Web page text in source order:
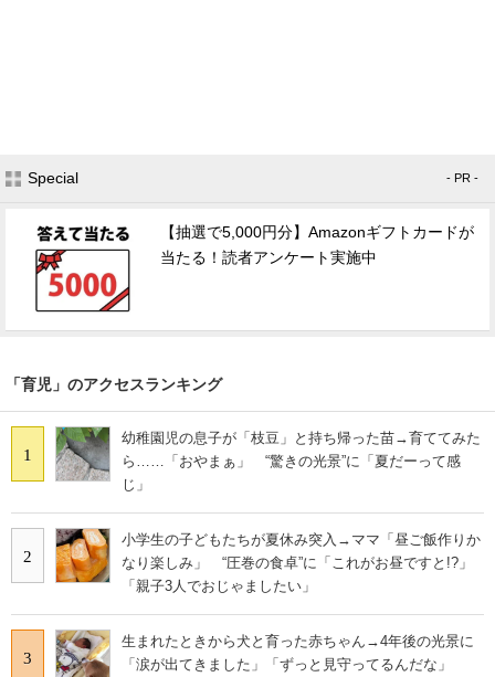
Special - PR -
【抽選で5,000円分】Amazonギフトカードが
当たる！読者アンケート実施中
「育児」のアクセスランキング
1
幼稚園児の息子が「枝豆」と持ち帰った苗→育ててみた
ら……「おやまぁ」 “驚きの光景”に「夏だーって感
じ」
2
小学生の子どもたちが夏休み突入→ママ「昼ご飯作りか
なり楽しみ」 “圧巻の食卓”に「これがお昼ですと!?」
「親子3人でおじゃましたい」
3
生まれたときから犬と育った赤ちゃん→4年後の光景に
「涙が出てきました」「ずっと見守ってるんだな」